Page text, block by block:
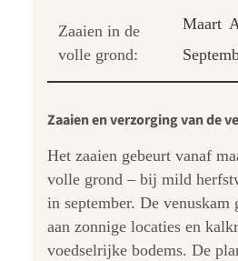
Zaaien in de
volle grond:
Maart
Zaaien en verzorging van de
Het zaaien gebeurt vanaf
volle grond – bij mild
in september. De venuskam
aan zonnige locaties en
voedselrijke bodems. De